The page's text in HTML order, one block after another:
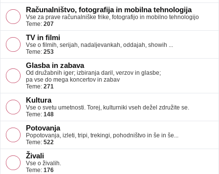
Računalništvo, fotografija in mobilna tehnologija
Vse za prave računalniške frike, fotografijo in mobilno tehnologijo
Teme: 207
TV in filmi
Vse o filmih, serijah, nadaljevankah, oddajah, showih ...
Teme: 253
Glasba in zabava
Od družabnih iger; izbiranja daril, verzov in glasbe;
pa vse do mega koncertov in zabav
Teme: 271
Kultura
Vse o svetu umetnosti. Torej, kulturniki vseh dežel združite se.
Teme: 148
Potovanja
Popotovanja, izleti, tripi, trekingi, pohodništvo in še in še...
Teme: 522
Živali
Vse o živalih.
Teme: 176